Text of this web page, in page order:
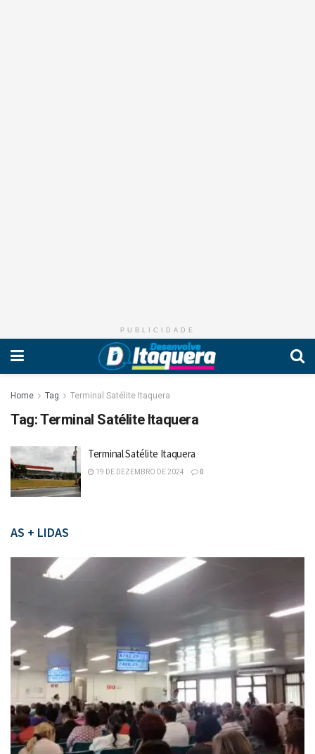
PUBLICIDADE
Home Tag Terminal Satélite Itaquera
Tag:Terminal Satélite Itaquera
Terminal Satélite Itaquera
19 DE DEZEMBRO DE 2024 0
AS + LIDAS